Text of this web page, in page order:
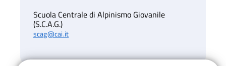
Scuola Centrale di Alpinismo Giovanile
(S.C.A.G.)
scag@cai.it